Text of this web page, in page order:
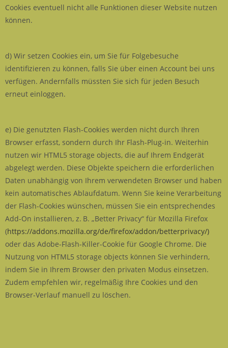
Cookies eventuell nicht alle Funktionen dieser Website nutzen
können.
d) Wir setzen Cookies ein, um Sie für Folgebesuche
identifizieren zu können, falls Sie über einen Account bei uns
verfügen. Andernfalls müssten Sie sich für jeden Besuch
erneut einloggen.
e) Die genutzten Flash-Cookies werden nicht durch Ihren
Browser erfasst, sondern durch Ihr Flash-Plug-in. Weiterhin
nutzen wir HTML5 storage objects, die auf Ihrem Endgerät
abgelegt werden. Diese Objekte speichern die erforderlichen
Daten unabhängig von Ihrem verwendeten Browser und haben
kein automatisches Ablaufdatum. Wenn Sie keine Verarbeitung
der Flash-Cookies wünschen, müssen Sie ein entsprechendes
Add-On installieren, z. B. „Better Privacy“ für Mozilla Firefox
(https://addons.mozilla.org/de/firefox/addon/betterprivacy/)
oder das Adobe-Flash-Killer-Cookie für Google Chrome. Die
Nutzung von HTML5 storage objects können Sie verhindern,
indem Sie in Ihrem Browser den privaten Modus einsetzen.
Zudem empfehlen wir, regelmäßig Ihre Cookies und den
Browser-Verlauf manuell zu löschen.